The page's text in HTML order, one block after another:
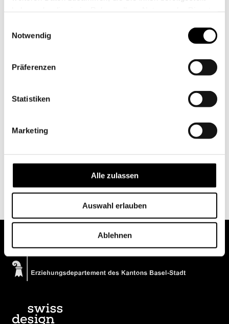
Notwendig
Präferenzen
Statistiken
Marketing
Alle zulassen
Auswahl erlauben
Ablehnen